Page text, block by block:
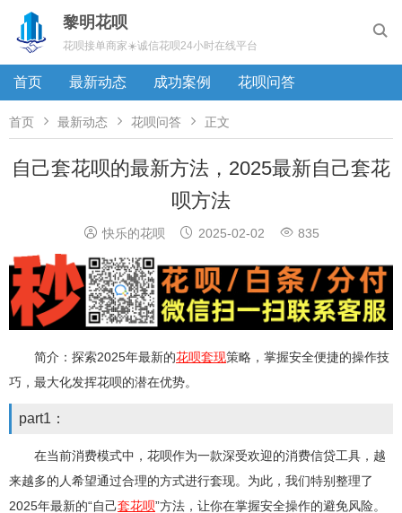

黎明花呗
花呗接单商家☀️诚信花呗24小时在线平台
首页 最新动态 成功案例 花呗问答
首页  最新动态  花呗问答  正文
自己套花呗的最新方法，2025最新自己套花
呗方法
 快乐的花呗  2025-02-02  835
简介：探索2025年最新的花呗套现策略，掌握安全便捷的操作技
巧，最大化发挥花呗的潜在优势。
part1：
在当前消费模式中，花呗作为一款深受欢迎的消费信贷工具，越
来越多的人希望通过合理的方式进行套现。为此，我们特别整理了
2025年最新的“自己套花呗”方法，让你在掌握安全操作的避免风险。